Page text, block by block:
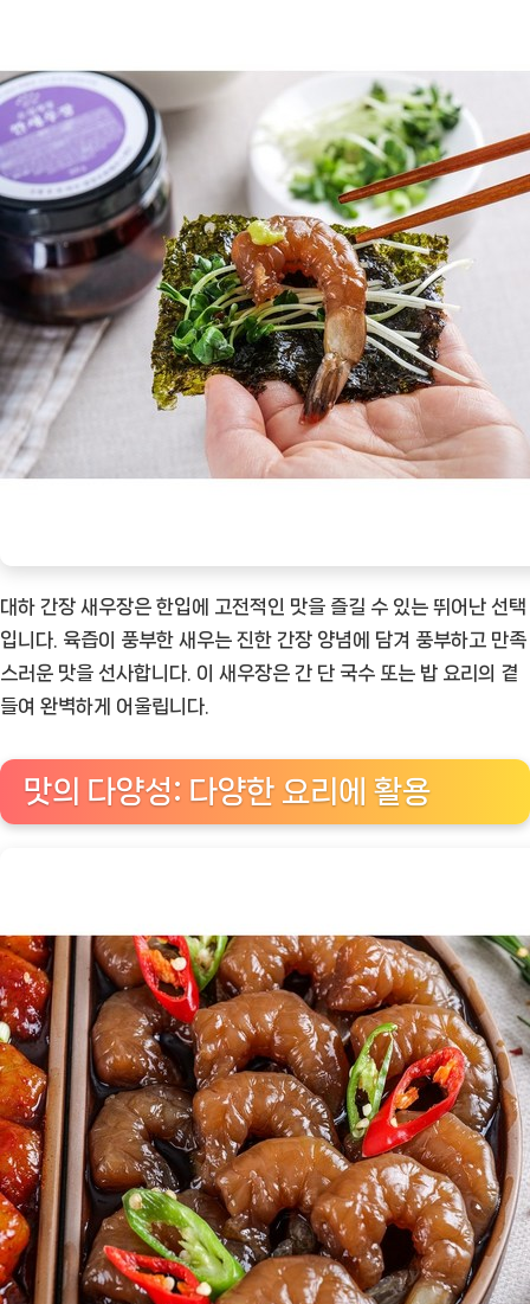
대하 간장 새우장은 한입에 고전적인 맛을 즐길 수 있는 뛰어난 선택
입니다. 육즙이 풍부한 새우는 진한 간장 양념에 담겨 풍부하고 만족
스러운 맛을 선사합니다. 이 새우장은 간 단 국수 또는 밥 요리의 곁
들여 완벽하게 어울립니다.
맛의 다양성: 다양한 요리에 활용